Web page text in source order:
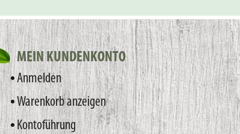
MEIN KUNDENKONTO
Anmelden
Warenkorb anzeigen
Kontoführung